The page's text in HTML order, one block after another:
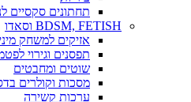
תחתונים סקסיים
BDSM, FETISH וסאדו
אזיקים למשחק
תפסנים וגירוי
שוטים ומחבטים
מסכות וקולרים
ערכות קשירה